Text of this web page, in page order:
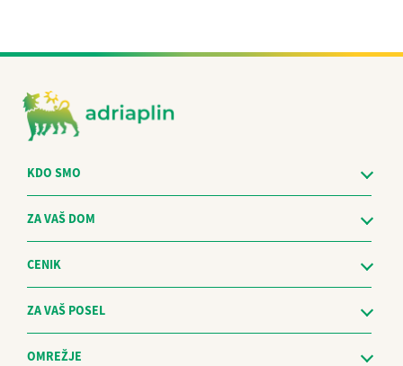
KDO SMO
ZA VAŠ DOM
CENIK
ZA VAŠ POSEL
OMREŽJE